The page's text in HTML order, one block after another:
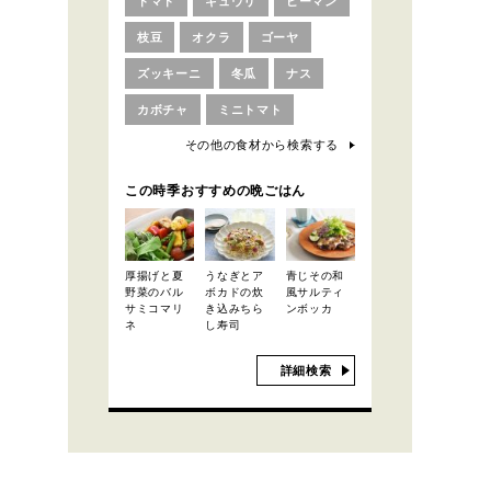
枝豆 オクラ ゴーヤ
ズッキーニ 冬瓜 ナス
カボチャ ミニトマト
その他の食材から検索する
この時季おすすめの晩ごはん
厚揚げと夏
野菜のバル
サミコマリ
ネ
うなぎとア
ボカドの炊
き込みちら
し寿司
青じその和
風サルティ
ンボッカ
詳細検索